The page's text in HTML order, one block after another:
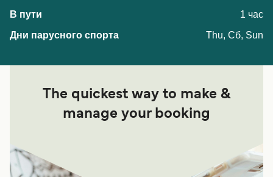
1 час
Thu, Сб, Sun
The quickest way to make &
manage your booking